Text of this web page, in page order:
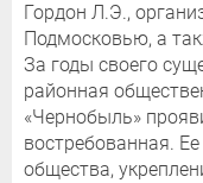
Гордон Л.Э.,
Подмосковью, а
За годы своего
районная
«Чернобыль»
востребованная.
общества,